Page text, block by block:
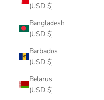
(USD $)
Bangladesh
(USD $)
Barbados
(USD $)
Belarus
(USD $)